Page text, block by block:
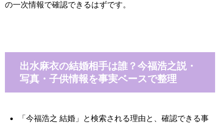
の一次情報で確認できるはずです。
出水麻衣の結婚相手は誰？今福浩之説・
写真・子供情報を事実ベースで整理
「今福浩之 結婚」と検索される理由と、確認できる事